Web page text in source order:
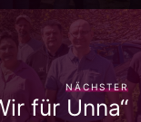
NÄCHSTER
für Unna“